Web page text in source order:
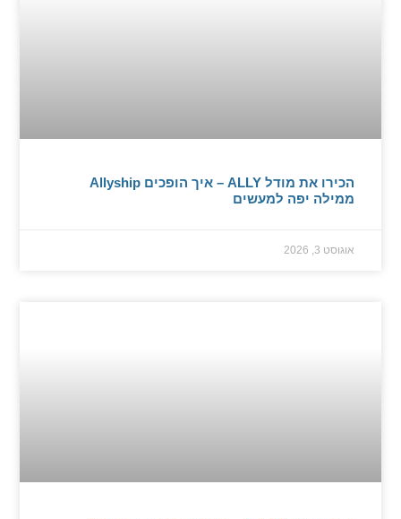
הכירו את מודל ALLY – איך הופכים Allyship
ממילה יפה למעשים
אוגוסט 3, 2026